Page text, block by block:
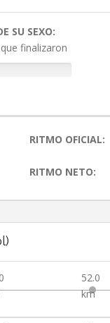
SU SEXO:
finalizaron
RITMO OFICIAL:
RITMO NETO:
52.0
km